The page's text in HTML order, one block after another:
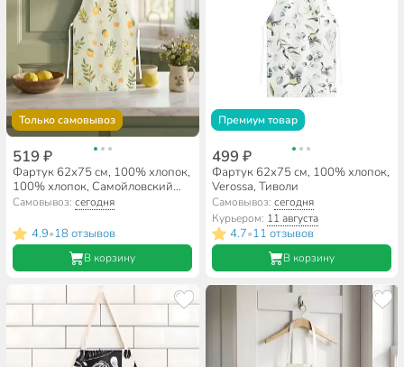
Только самовывоз
519 ₽
Фартук 62х75 см, 100% хлопок,
100% хлопок, Самойловский
текстиль, Лимонный сад
Самовывоз:сегодня
4.9•18 отзывов
В корзину
Премиум товар
499 ₽
Фартук 62х75 см, 100% хлопок,
Verossa, Тиволи
Самовывоз: сегодня
Курьером: 11 августа
4.7•11 отзывов
В корзину